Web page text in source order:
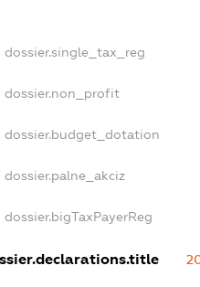
dossier.single_tax_reg
dossier.non_profit
dossier.budget_dotation
dossier.palne_akciz
dossier.bigTaxPayerReg